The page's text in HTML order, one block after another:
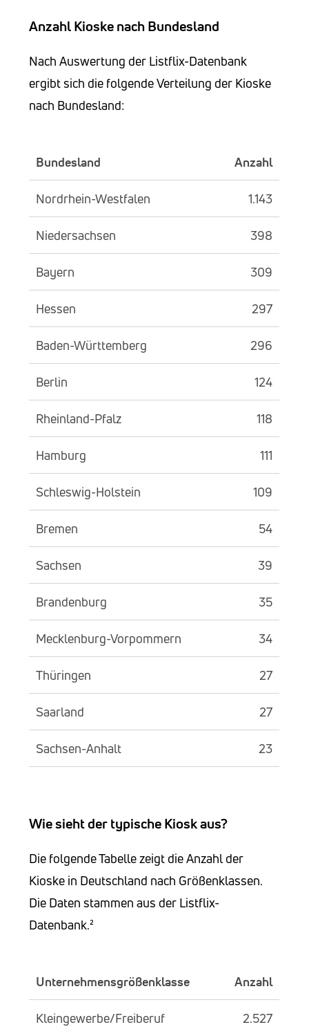
Anzahl Kioske nach Bundesland
Nach Auswertung der Listflix-Datenbank
ergibt sich die folgende Verteilung der Kioske
nach Bundesland:
Bundesland Anzahl
Nordrhein-Westfalen 1.143
Niedersachsen 398
Bayern 309
Hessen 297
Baden-Württemberg 296
Berlin 124
Rheinland-Pfalz 118
Hamburg 111
Schleswig-Holstein 109
Bremen 54
Sachsen 39
Brandenburg 35
Mecklenburg-Vorpommern 34
Thüringen 27
Saarland 27
Sachsen-Anhalt 23
Wie sieht der typische Kiosk aus?
Die folgende Tabelle zeigt die Anzahl der
Kioske in Deutschland nach Größenklassen.
Die Daten stammen aus der Listflix-
Datenbank.²
Unternehmensgrößenklasse Anzahl
Kleingewerbe/Freiberuf 2.527